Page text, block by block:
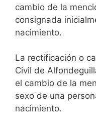
cambio de la
consignada
nacimiento.
La rectificación o
Civil de
el cambio de la
sexo de una
nacimiento.